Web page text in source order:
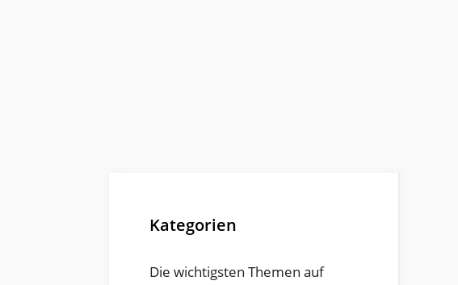
Kategorien
Die wichtigsten Themen auf